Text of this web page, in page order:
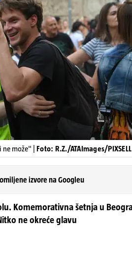
može" | Foto: R.Z./ATAImages/PIXSELL
izvore na Googleu
Komemorativna šetnja u
ne okreće glavu